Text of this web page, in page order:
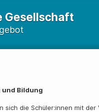
Gesellschaft
Bildung
sich die Schüler:innen mit